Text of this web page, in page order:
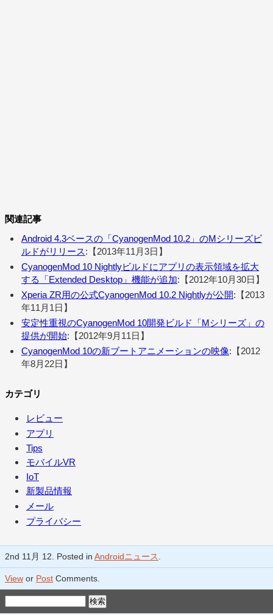
関連記事
Android 4.3ベースの「CyanogenMod 10.2」のMシリーズビ
ルドがリリース:【2013年11月3日】
CyanogenMod 10 Nightlyビルドにアプリの表示領域を拡大
する「Extended Desktop」機能が追加:【2012年10月30日】
Xperia ZR用の公式CyanogenMod 10.2 Nightlyが公開:【2013
年11月1日】
安定性重視のCyanogenMod 10開発ビルド「Mシリーズ」の
提供が開始:【2012年9月11日】
CyanogenMod 10の新ブートアニメーションの映像:【2012
年8月22日】
カテゴリ
レビュー
アプリ
Tips
モバイルVR
IoT
新製品情報
メール
プライバシー
2nd 11月 12. Posted in Androidニュース
View or Post Comments.